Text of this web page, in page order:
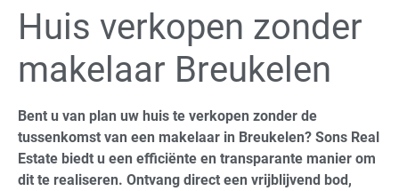
Huis verkopen zonder
makelaar Breukelen
Bent u van plan uw huis te verkopen zonder de
tussenkomst van een makelaar in Breukelen? Sons Real
Estate biedt u een efficiënte en transparante manier om
dit te realiseren. Ontvang direct een vrijblijvend bod,